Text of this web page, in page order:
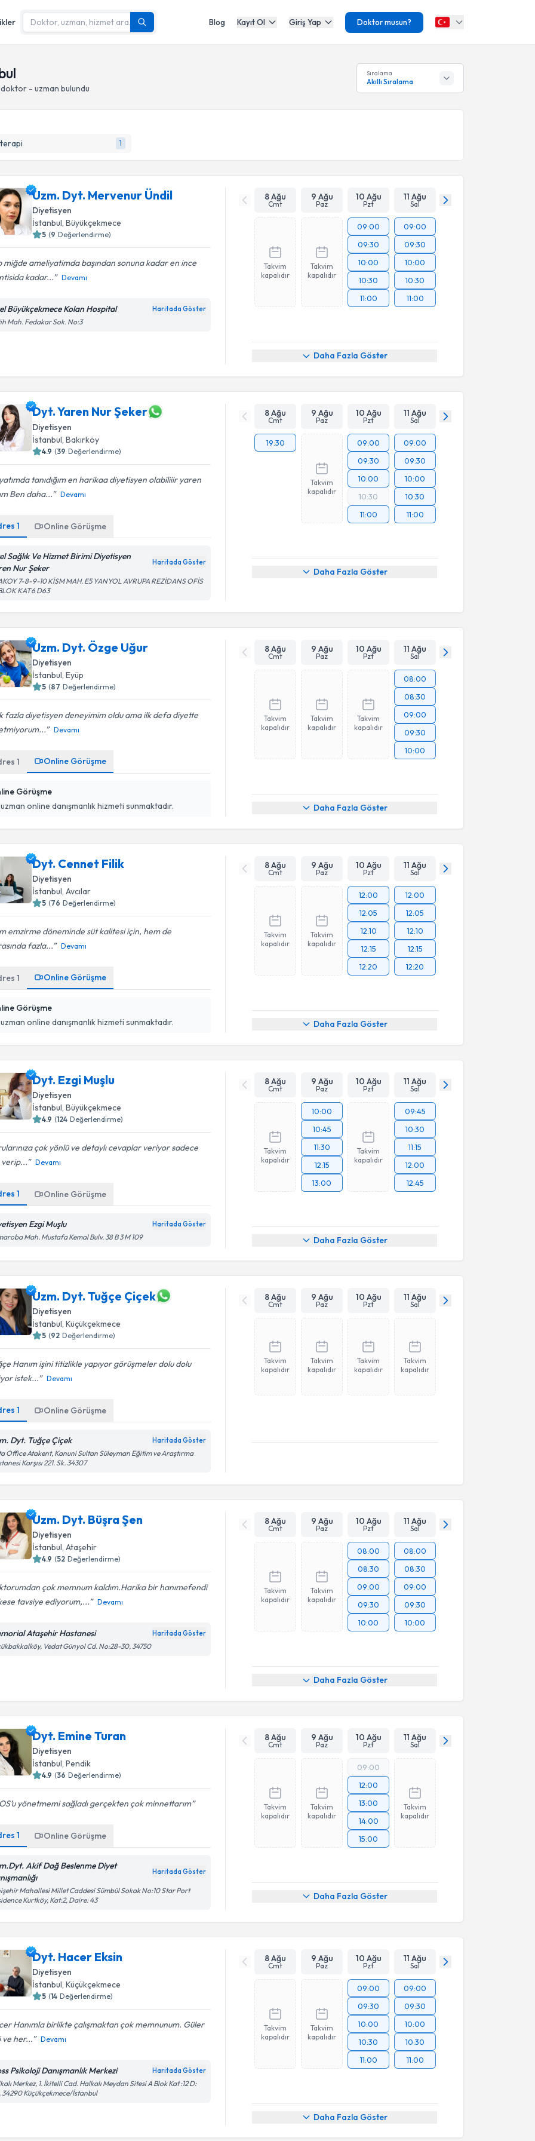
Blog Kayıt Ol Giriş Yap Doktor musun?
- uzman bulundu
Sıralama
Akıllı Sıralama
1
Uzm. Dyt. Mervenur Ündil
Diyetisyen
İstanbul, Büyükçekmece
5 (9 Değerlendirme)
miğde ameliyatimda başından sonuna kadar en ince
kadar...
Devamı
Büyükçekmece Kolan Hospital Haritada Göster
Mah. Fedakar Sok. No:3
8 Ağu
Cmt
9 Ağu
Paz
10 Ağu
Pzt
11 Ağu
Sal
Takvim
kapalıdır
Takvim
kapalıdır
09:00
09:30
10:00
10:30
11:00
09:00
09:30
10:00
10:30
11:00
Daha Fazla Göster
Dyt. Yaren Nur Şeker
Diyetisyen
İstanbul , Bakırköy
4.9 (39 Değerlendirme)
tanıdığım en harikaa diyetisyen olabiliiir yaren
Ben daha...
Devamı
1 Online Görüşme
Sağlık Ve Hizmet Birimi Diyetisyen
Nur Şeker
Haritada Göster
7-8-9-10 KİSM MAH. E5 YANYOL AVRUPA REZİDANS OFİS
KAT6 D63
8 Ağu
Cmt
9 Ağu
Paz
10 Ağu
Pzt
11 Ağu
Sal
19:30
Takvim
kapalıdır
09:00
09:30
10:00
10:30
11:00
09:00
09:30
10:00
10:30
11:00
Daha Fazla Göster
Uzm. Dyt. Özge Uğur
Diyetisyen
İstanbul , Eyüp
5 (87 Değerlendirme)
fazla diyetisyen deneyimim oldu ama ilk defa diyette
Devamı
1 Online Görüşme
Görüşme
online danışmanlık hizmeti sunmaktadır.
8 Ağu
Cmt
9 Ağu
Paz
10 Ağu
Pzt
11 Ağu
Sal
Takvim
kapalıdır
Takvim
kapalıdır
Takvim
kapalıdır
08:00
08:30
09:00
09:30
10:00
Daha Fazla Göster
Dyt. Cennet Filik
Diyetisyen
İstanbul , Avcılar
5 (76 Değerlendirme)
emzirme döneminde süt kalitesi için, hem de
fazla...
Devamı
1 Online Görüşme
Görüşme
online danışmanlık hizmeti sunmaktadır.
8 Ağu
Cmt
9 Ağu
Paz
10 Ağu
Pzt
11 Ağu
Sal
Takvim
kapalıdır
Takvim
kapalıdır
12:00
12:05
12:10
12:15
12:20
12:00
12:05
12:10
12:15
12:20
Daha Fazla Göster
Dyt. Ezgi Muşlu
Diyetisyen
İstanbul , Büyükçekmece
4.9 (124 Değerlendirme)
çok yönlü ve detaylı cevaplar veriyor sadece
verip...
Devamı
1 Online Görüşme
Ezgi Muşlu Haritada Göster
Mah. Mustafa Kemal Bulv. 38 B 3 M 109
8 Ağu
Cmt
9 Ağu
Paz
10 Ağu
Pzt
11 Ağu
Sal
Takvim
kapalıdır
10:00
10:45
11:30
12:15
13:00
Takvim
kapalıdır
09:45
10:30
11:15
12:00
12:45
Daha Fazla Göster
Uzm. Dyt. Tuğçe Çiçek
Diyetisyen
İstanbul, Küçükçekmece
5 (92 Değerlendirme)
Hanım işini titizlikle yapıyor görüşmeler dolu dolu
istek...
Devamı
1 Online Görüşme
Dyt. Tuğçe Çiçek Haritada Göster
Office Atakent, Kanuni Sultan Süleyman Eğitim ve Araştırma
Karşısı 221. Sk. 34307
8 Ağu
Cmt
9 Ağu
Paz
10 Ağu
Pzt
11 Ağu
Sal
Takvim
kapalıdır
Takvim
kapalıdır
Takvim
kapalıdır
Takvim
kapalıdır
Uzm. Dyt. Büşra Şen
Diyetisyen
İstanbul, Ataşehir
4.9 (52 Değerlendirme)
çok memnum kaldım.Harika bir hanımefendi
tavsiye ediyorum,...
Devamı
Ataşehir Hastanesi Haritada Göster
Vedat Günyol Cd. No:28-30, 34750
8 Ağu
Cmt
9 Ağu
Paz
10 Ağu
Pzt
11 Ağu
Sal
Takvim
kapalıdır
Takvim
kapalıdır
08:00
08:30
09:00
09:30
10:00
08:00
08:30
09:00
09:30
10:00
Daha Fazla Göster
Dyt. Emine Turan
Diyetisyen
İstanbul , Pendik
4.9 (36 Değerlendirme)
yönetmemi sağladı gerçekten çok minnettarım
1 Online Görüşme
Akif Dağ Beslenme Diyet
Haritada Göster
Mahallesi Millet Caddesi Sümbül Sokak No:10 Star Port
Kurtköy, Kat:2, Daire: 43
8 Ağu
Cmt
9 Ağu
Paz
10 Ağu
Pzt
11 Ağu
Sal
Takvim
kapalıdır
Takvim
kapalıdır
09:00
12:00
13:00
14:00
15:00
Takvim
kapalıdır
Daha Fazla Göster
Dyt. Hacer Eksin
Diyetisyen
İstanbul , Küçükçekmece
5 (14 Değerlendirme)
Hanımla birlikte çalışmaktan çok memnunum. Güler
ve her...
Devamı
Psikoloji Danışmanlık Merkezi Haritada Göster
Merkez, 1. İkitelli Cad. Halkalı Meydan Sitesi A Blok Kat :12 D:
34290 Küçükçekmece/İstanbul
8 Ağu
Cmt
9 Ağu
Paz
10 Ağu
Pzt
11 Ağu
Sal
Takvim
kapalıdır
Takvim
kapalıdır
09:00
09:30
10:00
10:30
11:00
09:00
09:30
10:00
10:30
11:00
Daha Fazla Göster